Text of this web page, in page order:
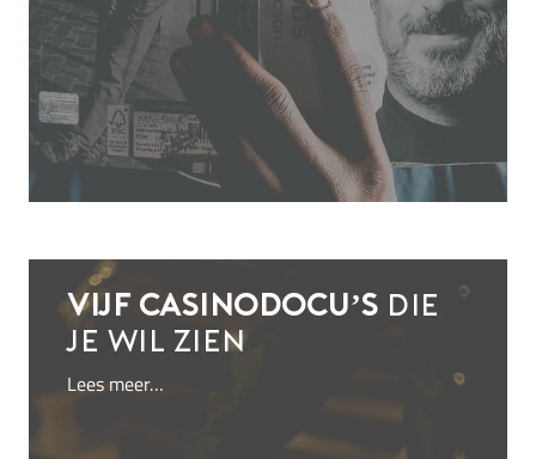
Vijf casinodocu’s die
je wil zien
Lees meer…